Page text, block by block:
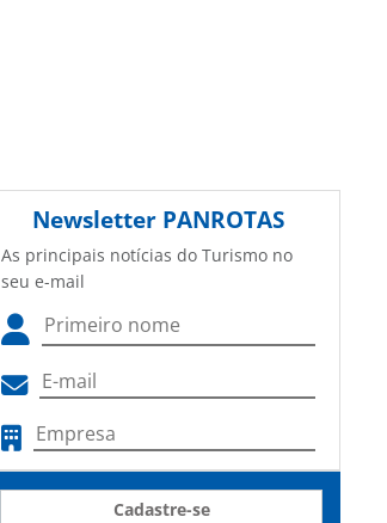
Newsletter PANROTAS
As principais notícias do Turismo no
seu e-mail
Cadastre-se